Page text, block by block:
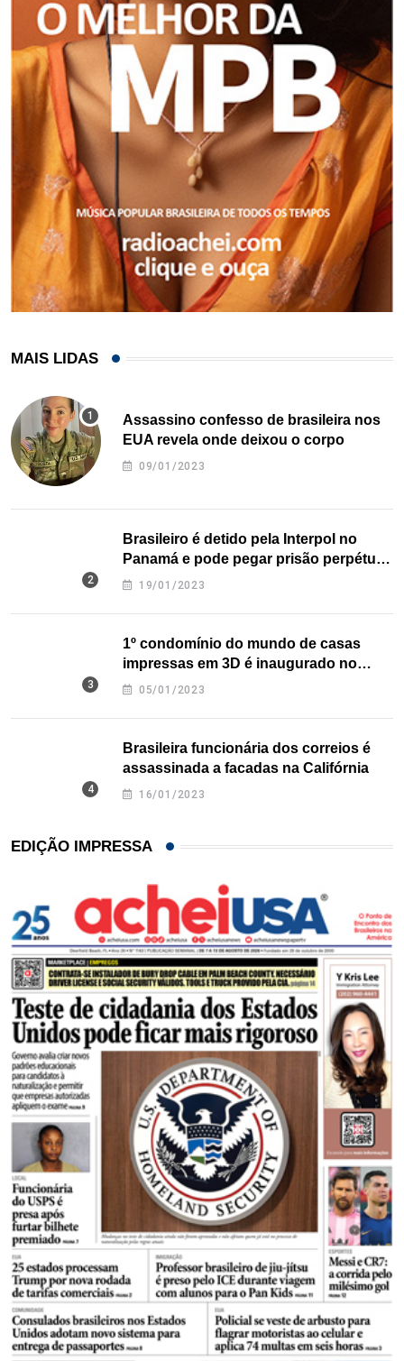
MAIS LIDAS
Assassino confesso de brasileira nos
EUA revela onde deixou o corpo
09/01/2023
Brasileiro é detido pela Interpol no
Panamá e pode pegar prisão perpétua
nos EUA
19/01/2023
1º condomínio do mundo de casas
impressas em 3D é inaugurado no
Texas
05/01/2023
Brasileira funcionária dos correios é
assassinada a facadas na Califórnia
16/01/2023
EDIÇÃO IMPRESSA